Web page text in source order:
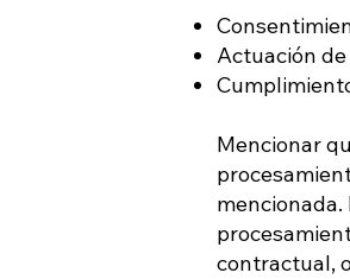
Actuación
Mencionar
contractual,